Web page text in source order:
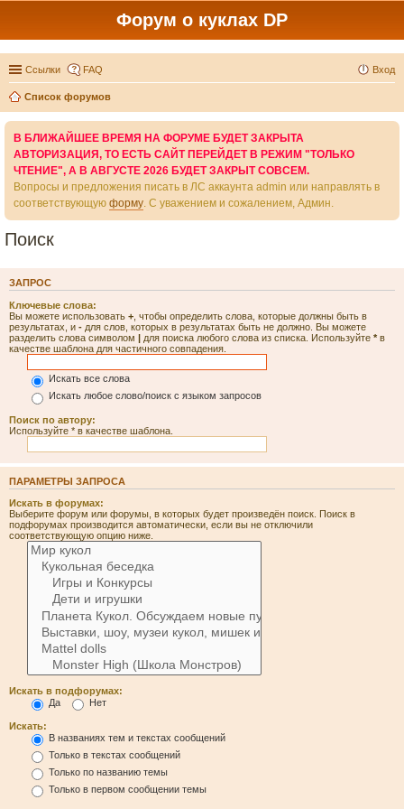
Форум о куклах DP
Ссылки FAQ Вход
Список форумов
В БЛИЖАЙШЕЕ ВРЕМЯ НА ФОРУМЕ БУДЕТ ЗАКРЫТА
АВТОРИЗАЦИЯ, ТО ЕСТЬ САЙТ ПЕРЕЙДЕТ В РЕЖИМ "ТОЛЬКО
ЧТЕНИЕ", А В АВГУСТЕ 2026 БУДЕТ ЗАКРЫТ СОВСЕМ.
Вопросы и предложения писать в ЛС аккаунта admin или направлять в
соответствующую форму. С уважением и сожалением, Админ.
Поиск
ЗАПРОС
Ключевые слова:
Вы можете использовать + , чтобы определить слова, которые должны быть в
результатах, и - для слов, которых в результатах быть не должно. Вы можете
разделить слова символом | для поиска любого слова из списка. Используйте *в
качестве шаблона для частичного совпадения.
Искать все слова
Искать любое слово/поиск с языком запросов
Поиск по автору:
Используйте * в качестве шаблона.
ПАРАМЕТРЫ ЗАПРОСА
Искать в форумах:
Выберите форум или форумы, в которых будет произведён поиск. Поиск в
подфорумах производится автоматически, если вы не отключили
соответствующую опцию ниже.
Искать в подфорумах:
Да
Нет
Искать:
В названиях тем и текстах сообщений
Только в текстах сообщений
Только по названию темы
Только в первом сообщении темы